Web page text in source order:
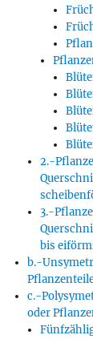
2.-
3.-
bis
b.-
c.-
oder